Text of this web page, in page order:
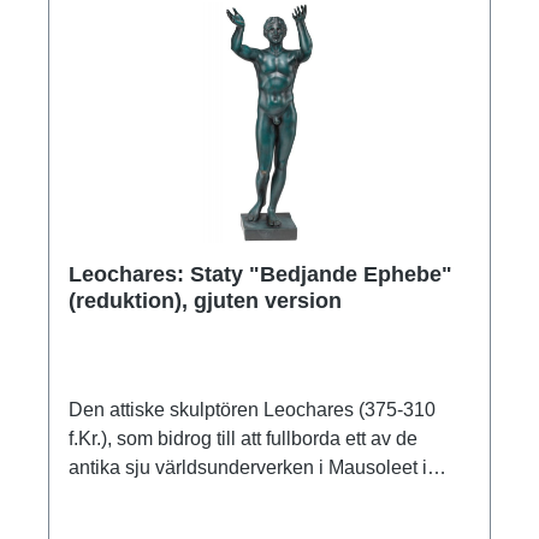
Leochares: Staty "Bedjande Ephebe"
(reduktion), gjuten version
Den attiske skulptören Leochares (375-310
f.Kr.), som bidrog till att fullborda ett av de
antika sju världsunderverken i Mausoleet i